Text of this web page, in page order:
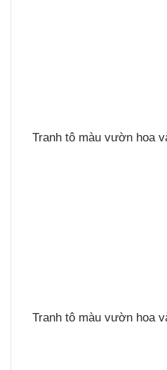
Tranh tô màu vườn hoa
Tranh tô màu vườn hoa